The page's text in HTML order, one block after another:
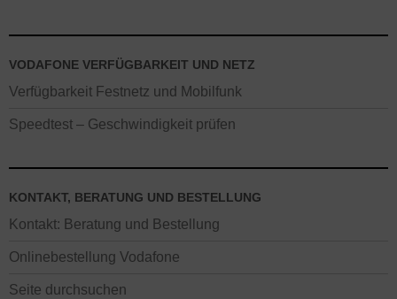
VODAFONE VERFÜGBARKEIT UND NETZ
Verfügbarkeit Festnetz und Mobilfunk
Speedtest – Geschwindigkeit prüfen
KONTAKT, BERATUNG UND BESTELLUNG
Kontakt: Beratung und Bestellung
Onlinebestellung Vodafone
Seite durchsuchen